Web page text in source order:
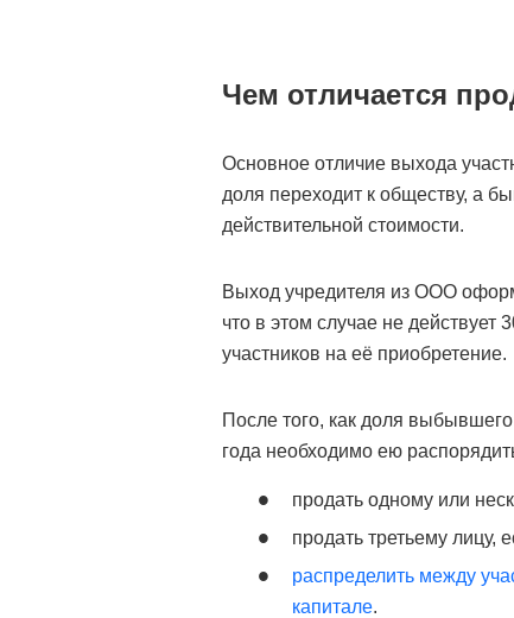
Чем отличается
Основное отличие выхода
доля переходит к обществу, а
действительной стоимости.
Выход учредителя из ООО
что в этом случае не
участников на её приобретение.
После того, как доля
года необходимо ею
продать одному или
продать третьему лицу,
распределить между
капитале.